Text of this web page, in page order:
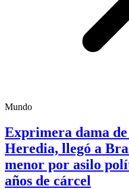
Mundo
Exprimera dama
Heredia, llegó a
menor por asilo
años de cárcel